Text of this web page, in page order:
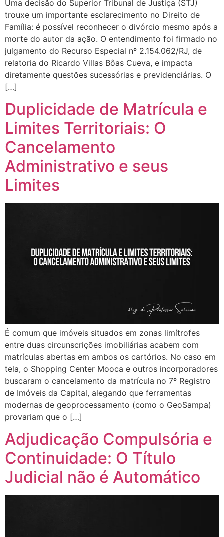
Uma decisão do Superior Tribunal de Justiça (STJ)
trouxe um importante esclarecimento no Direito de
Família: é possível reconhecer o divórcio mesmo após a
morte do autor da ação. O entendimento foi firmado no
julgamento do Recurso Especial nº 2.154.062/RJ, de
relatoria do Ricardo Villas Bôas Cueva, e impacta
diretamente questões sucessórias e previdenciárias. O
[…]
Duplicidade de Matrícula e
Limites Territoriais: O
Cancelamento
Administrativo e seus
Limites
É comum que imóveis situados em zonas limítrofes
entre duas circunscrições imobiliárias acabem com
matrículas abertas em ambos os cartórios. No caso em
tela, o Shopping Center Mooca e outros incorporadores
buscaram o cancelamento da matrícula no 7º Registro
de Imóveis da Capital, alegando que ferramentas
modernas de geoprocessamento (como o GeoSampa)
provariam que o […]
Adjudicação Compulsória e
Continuidade: O Título
Judicial não é Automático